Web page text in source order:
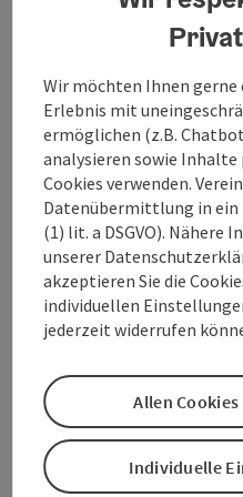
Naturvermittler - Karte
Wir möchten Ihnen gerne
Erlebnis mit
ermöglichen (z.B.
analysieren sowie
Cookies verwenden.
Datenübermittlung in
(1) lit. a DSGVO). Nähere
unserer
akzeptieren Sie die
individuellen
jederzeit widerrufen
Individuelle
Allen